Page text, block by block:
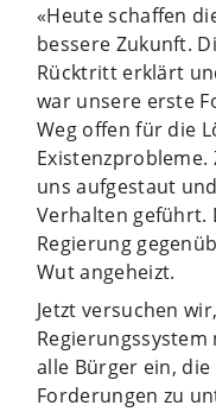
«Heute schaffen
bessere Zukunft.
Rücktritt erklärt
war unsere erste
Weg offen für die
uns aufgestaut
Verhalten geführt.
Regierung
Wut angeheizt.
Jetzt versuchen
alle Bürger ein,
Forderungen zu